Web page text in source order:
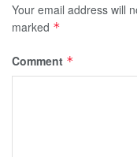
Your email address will
marked *
Comment *